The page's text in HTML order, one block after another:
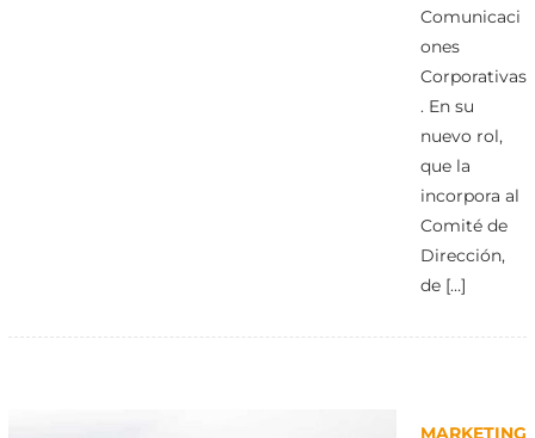
Comunicaci
ones
Corporativas
. En su
nuevo rol,
que la
incorpora al
Comité de
Dirección,
de […]
MARKETING